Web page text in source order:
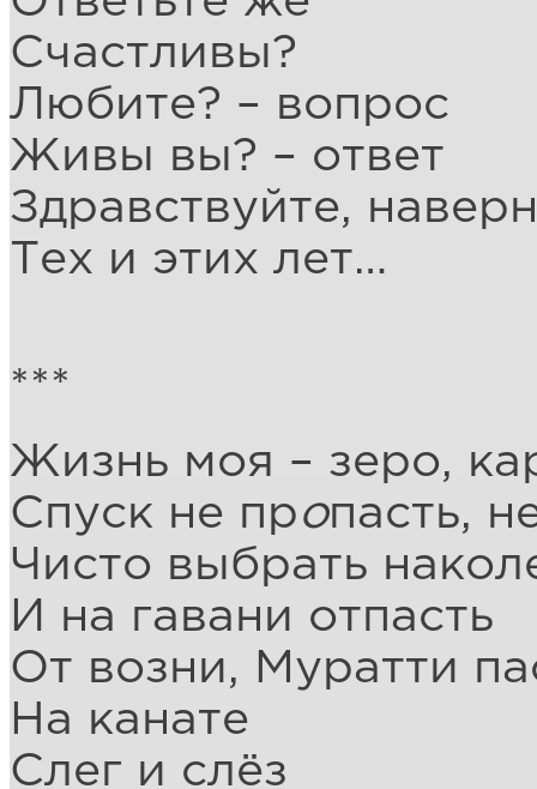
Счастливы?
Любите? – вопрос
Живы вы? – ответ
Здравствуйте,
Тех и этих лет…
***
Жизнь моя – зеро,
Спуск не пропасть,
Чисто выбрать
И на гавани отпасть
От возни, Муратти
На канате
Слег и слёз